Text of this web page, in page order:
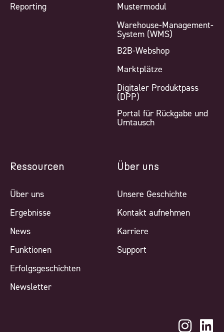
Reporting
Mustermodul
Warehouse-Management-
System (WMS)
B2B-Webshop
Marktplätze
Digitaler Produktpass
(DPP)
Portal für Rückgabe und
Umtausch
Ressourcen
Über uns
Ergebnisse
News
Funktionen
Erfolgsgeschichten
Newsletter
Über uns
Unsere Geschichte
Kontakt aufnehmen
Karriere
Support